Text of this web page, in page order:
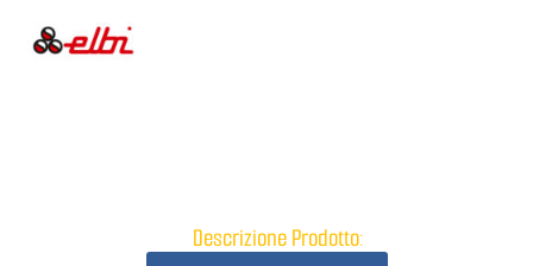
Descrizione Prodotto: